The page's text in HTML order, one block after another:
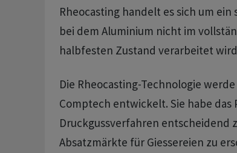
Rheocasting handelt es sich um
bei dem Aluminium nicht im
halbfesten Zustand verarbeitet
Die Rheocasting-Technologie
Comptech entwickelt. Sie habe das
Druckgussverfahren entscheidend
Absatzmärkte für Giessereien zu